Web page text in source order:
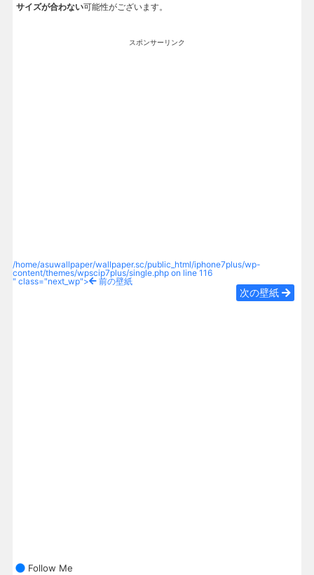
サイズが合わない可能性がございます。
スポンサーリンク
/home/asuwallpaper/wallpaper.sc/public_html/iphone7plus/wp-
content/themes/wpscip7plus/single.php on line116
" class="next_wp">
前の壁紙
次の壁紙
Follow Me